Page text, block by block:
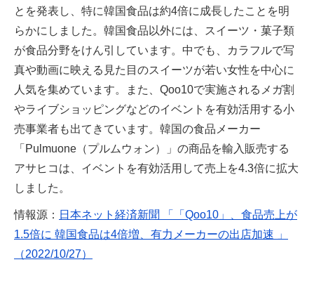
とを発表し、特に韓国食品は約4倍に成長したことを明
らかにしました。韓国食品以外には、スイーツ・菓子類
が食品分野をけん引しています。中でも、カラフルで写
真や動画に映える見た目のスイーツが若い女性を中心に
人気を集めています。また、Qoo10で実施されるメガ割
やライブショッピングなどのイベントを有効活用する小
売事業者も出てきています。韓国の食品メーカー
「Pulmuone（プルムウォン）」の商品を輸入販売する
アサヒコは、イベントを有効活用して売上を4.3倍に拡大
しました。
情報源： 日本ネット経済新聞 「「Qoo10」、食品売上が
1.5倍に 韓国食品は4倍増、有力メーカーの出店加速 」
（2022/10/27）